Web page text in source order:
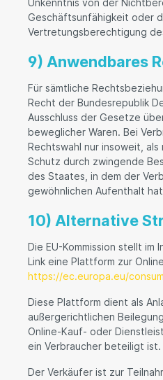
Unkenntnis von der
Geschäftsunfähigkeit oder
Vertretungsberechtigung
9) Anwendbares
Für sämtliche
Recht der Bundesrepublik
Ausschluss der Gesetze
beweglicher Waren. Bei
Rechtswahl nur insoweit,
Schutz durch zwingende
des Staates, in dem der
gewöhnlichen Aufenthalt
10) Alternative
Die EU-Kommission stellt
Link eine Plattform zur
https://ec.europa.eu/
Diese Plattform dient als
außergerichtlichen
Online-Kauf- oder
ein Verbraucher beteiligt ist.
Der Verkäufer ist zur